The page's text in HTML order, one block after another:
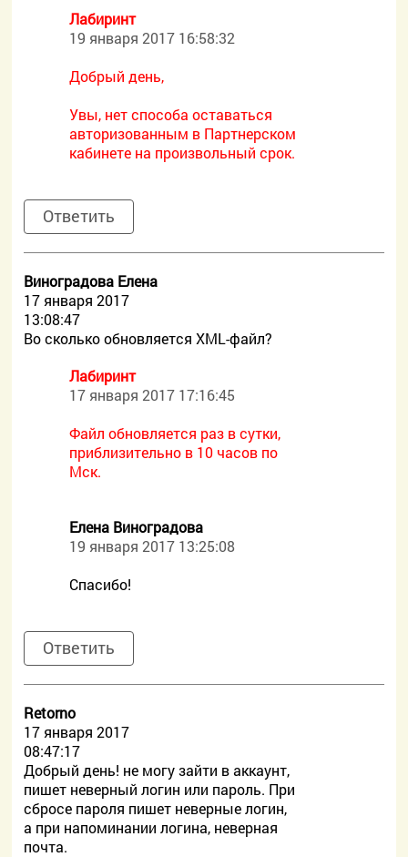
Лабиринт
19 января 2017 16:58:32
Добрый день,
Увы, нет способа оставаться
авторизованным в Партнерском
кабинете на произвольный срок.
Ответить
Виноградова Елена
17 января 2017
13:08:47
Во сколько обновляется XML-файл?
Лабиринт
17 января 2017 17:16:45
Файл обновляется раз в сутки,
приблизительно в 10 часов по
Мск.
Елена Виноградова
19 января 2017 13:25:08
Спасибо!
Ответить
Retorno
17 января 2017
08:47:17
Добрый день! не могу зайти в аккаунт,
пишет неверный логин или пароль. При
сбросе пароля пишет неверные логин,
а при напоминании логина, неверная
почта.